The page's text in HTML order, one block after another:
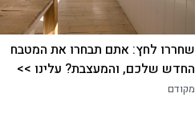
שחררו לחץ: אתם תבחרו את המטבח
החדש שלכם, והמעצבת? עלינו >>
מקודם